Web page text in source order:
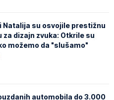
Natalija su osvojile prestižnu
za dizajn zvuka: Otkrile su
možemo da "slušamo"
automobila do 3.000